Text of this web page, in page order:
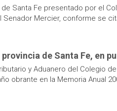
Santa Fe presentado por el
Mercier, conforme se
de Santa Fe, en
y Aduanero del Colegio
obrante en la Memoria Anual